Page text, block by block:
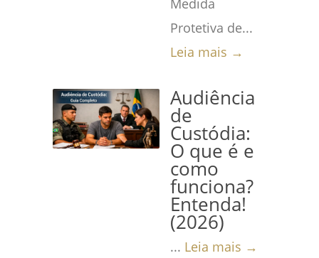
Medida
Protetiva de...
Leia mais →
Audiência
de
Custódia:
O que é e
como
funciona?
Entenda!
(2026)
... Leia mais →